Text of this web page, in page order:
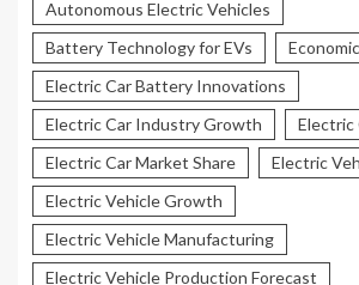
Autonomous Electric Vehicles
Battery Technology for EVs
Electric Car Battery Innovations
Electric Car Industry Growth
Electric
Electric Car Market Share
Electric
Electric Vehicle Growth
Electric Vehicle Manufacturing
Electric Vehicle Production Forecast